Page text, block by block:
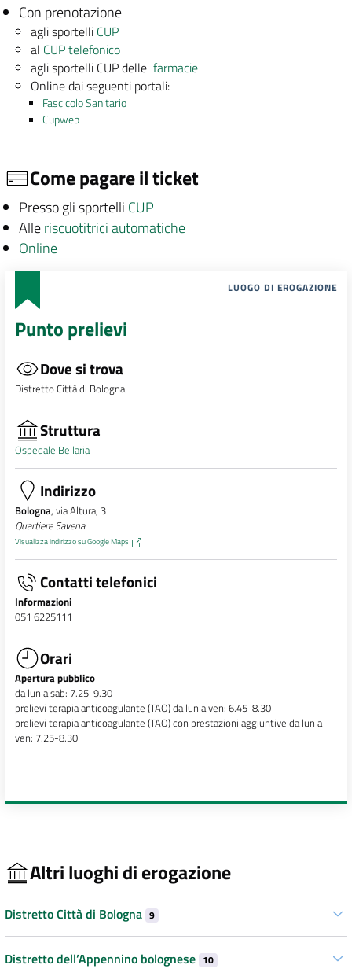
Con prenotazione
agli sportelli CUP
al CUP telefonico
agli sportelli CUP dellefarmacie
Online dai seguenti portali:
Fascicolo Sanitario
Cupweb
Come pagare il ticket
Presso gli sportelli CUP
Alleriscuotitrici automatiche
Online
LUOGO DI EROGAZIONE
Punto prelievi
Dove si trova
Distretto Città di Bologna
Struttura
Ospedale Bellaria
Indirizzo
Bologna, via Altura, 3
Quartiere Savena
Visualizza indirizzo su Google Maps
Contatti telefonici
Informazioni
051 6225111
Orari
Apertura pubblico
da lun a sab: 7.25-9.30
prelievi terapia anticoagulante (TAO) da lun a ven: 6.45-8.30
prelievi terapia anticoagulante (TAO) con prestazioni aggiuntive da lun a
ven: 7.25-8.30
Altri luoghi di erogazione
Distretto Città di Bologna 9
Distretto dell’Appennino bolognese 10